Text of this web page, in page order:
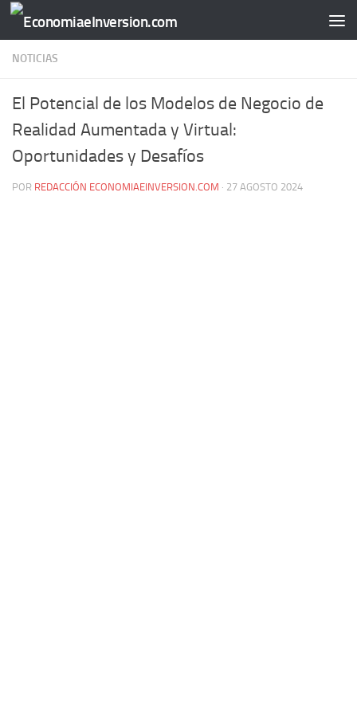
Saltar al contenido
NOTICIAS
El Potencial de los Modelos de Negocio de
Realidad Aumentada y Virtual:
Oportunidades y Desafíos
POR REDACCIÓN ECONOMIAEINVERSION.COM · 27 AGOSTO 2024